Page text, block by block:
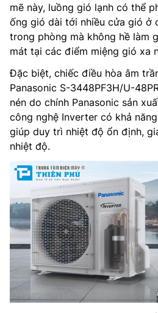
mẽ này, luồng gió lạnh có thể
ống gió dài tới nhiều cửa gió ở
trong phòng mà không hề làm
mát tại các điểm miệng gió xa
Đặc biệt, chiếc điều hòa âm
Panasonic S-3448PF3H/U-
nén do chính Panasonic sản
công nghệ Inverter có khả
giúp duy trì nhiệt độ ổn định,
nhiệt độ.